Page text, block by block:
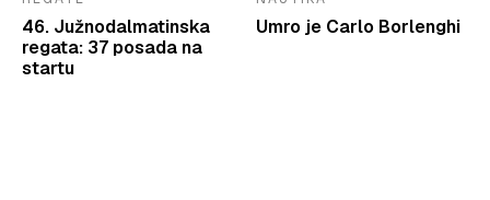
46. Južnodalmatinska
regata: 37 posada na
startu
Umro je Carlo Borlenghi